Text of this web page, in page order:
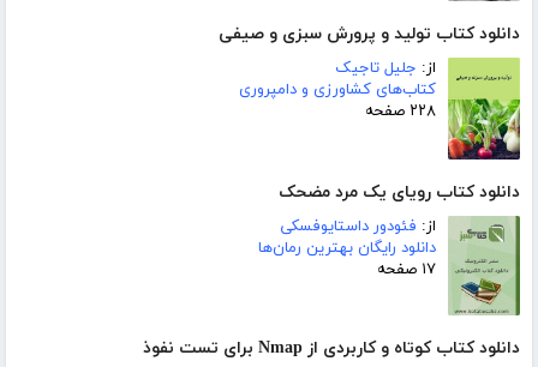
دانلود کتاب تولید و پرورش سبزی و صیفی
از: جلیل تاجیک
کتاب‌های کشاورزی و دامپروری
۲۲۸ صفحه
دانلود کتاب رویای یک مرد مضحک
از: فئودور داستایوفسکی
دانلود رایگان بهترین رمان‌ها
۱۷ صفحه
دانلود کتاب کوتاه و کاربردی از Nmap برای تست نفوذ